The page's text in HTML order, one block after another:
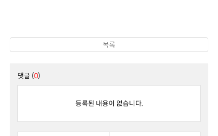
목록
댓글 (0)
등록된 내용이 없습니다.